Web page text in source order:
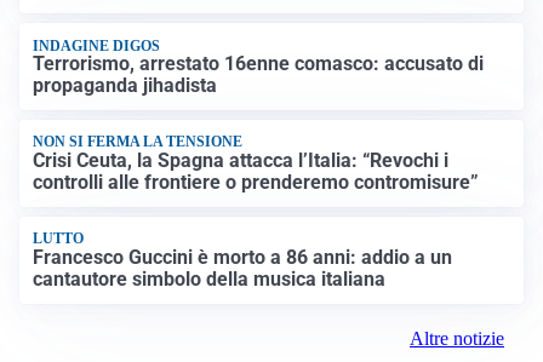
INDAGINE DIGOS
Terrorismo, arrestato 16enne comasco: accusato di
propaganda jihadista
NON SI FERMA LA TENSIONE
Crisi Ceuta, la Spagna attacca l’Italia: “Revochi i
controlli alle frontiere o prenderemo contromisure”
LUTTO
Francesco Guccini è morto a 86 anni: addio a un
cantautore simbolo della musica italiana
Altre notizie